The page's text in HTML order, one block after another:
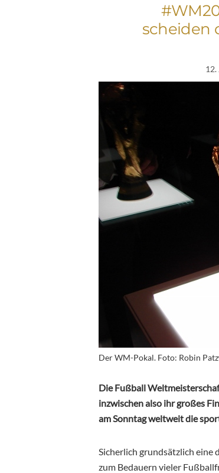
scheiden
12.
Der WM-Pokal. Foto: Robin
Die Fußball
inzwischen also ihr großes
am Sonntag weltweit die
Sicherlich grundsätzlich eine
zum Bedauern vieler